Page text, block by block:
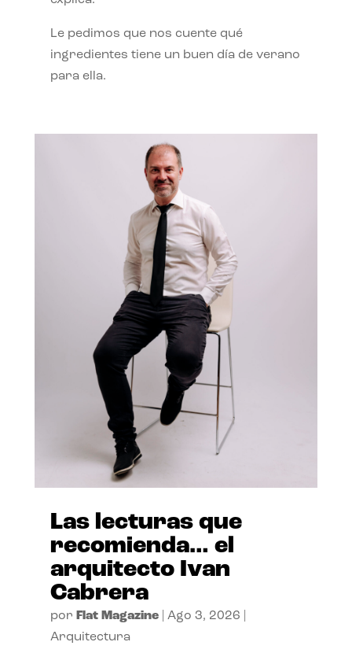
Le pedimos que nos cuente qué
ingredientes tiene un buen día de verano
para ella.
Las lecturas que
recomienda… el
arquitecto Ivan
Cabrera
por Flat Magazine| Ago 3, 2026
Arquitectura